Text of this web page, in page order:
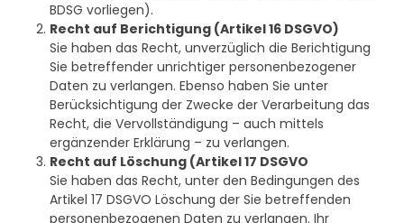
BDSG vorliegen).
Recht auf Berichtigung (Artikel 16 DSGVO)
Sie haben das Recht, unverzüglich die Berichtigung
Sie betreffender unrichtiger personenbezogener
Daten zu verlangen. Ebenso haben Sie unter
Berücksichtigung der Zwecke der Verarbeitung das
Recht, die Vervollständigung – auch mittels
ergänzender Erklärung – zu verlangen.
Recht auf Löschung (Artikel 17 DSGVO
Sie haben das Recht, unter den Bedingungen des
Artikel 17 DSGVO Löschung der Sie betreffenden
personenbezogenen Daten zu verlangen. Ihr